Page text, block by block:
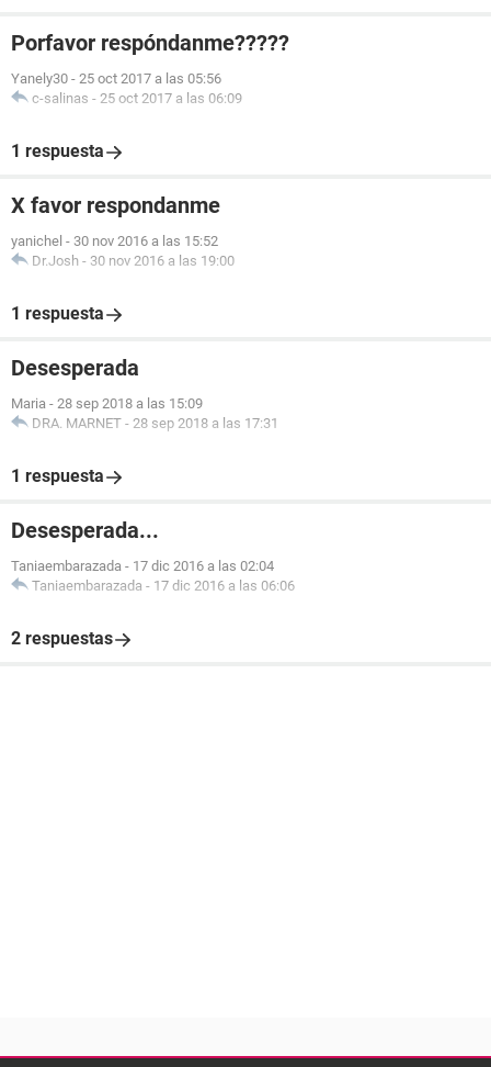
Porfavor respóndanme?????
Yanely30 - 25 oct 2017 a las 05:56
c-salinas - 25 oct 2017 a las 06:09
1 respuesta
X favor respondanme
yanichel - 30 nov 2016 a las 15:52
Dr.Josh - 30 nov 2016 a las 19:00
1 respuesta
Desesperada
Maria - 28 sep 2018 a las 15:09
DRA. MARNET - 28 sep 2018 a las 17:31
1 respuesta
Desesperada...
Taniaembarazada - 17 dic 2016 a las 02:04
Taniaembarazada - 17 dic 2016 a las 06:06
2 respuestas